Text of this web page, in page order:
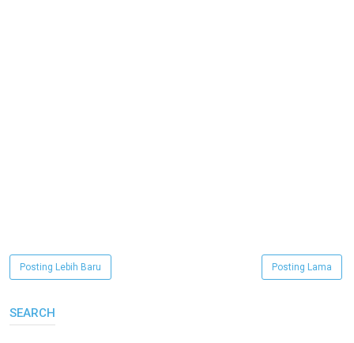
Posting Lebih Baru Posting Lama
SEARCH